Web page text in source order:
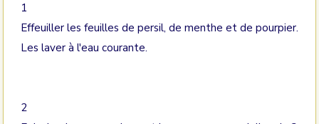
1
Effeuiller les feuilles de persil, de menthe et de pourpier.
Les laver à l'eau courante.
2